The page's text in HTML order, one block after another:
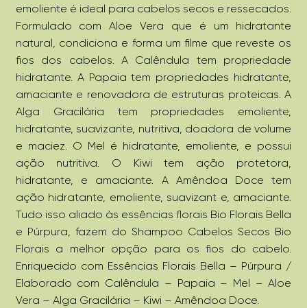
emoliente é ideal para cabelos secos e ressecados.
Formulado com Aloe Vera que é um hidratante
natural, condiciona e forma um filme que reveste os
fios dos cabelos. A Calêndula tem propriedade
hidratante. A Papaia tem propriedades hidratante,
amaciante e renovadora de estruturas proteicas. A
Alga Gracilária tem propriedades emoliente,
hidratante, suavizante, nutritiva, doadora de volume
e maciez. O Mel é hidratante, emoliente, e possui
ação nutritiva. O Kiwi tem ação protetora,
hidratante, e amaciante. A Amêndoa Doce tem
ação hidratante, emoliente, suavizant e, amaciante.
Tudo isso aliado às essências florais Bio Florais Bella
e Púrpura, fazem do Shampoo Cabelos Secos Bio
Florais a melhor opção para os fios do cabelo.
Enriquecido com Essências Florais Bella – Púrpura /
Elaborado com Calêndula – Papaia – Mel – Aloe
Vera – Alga Gracilária – Kiwi – Amêndoa Doce.